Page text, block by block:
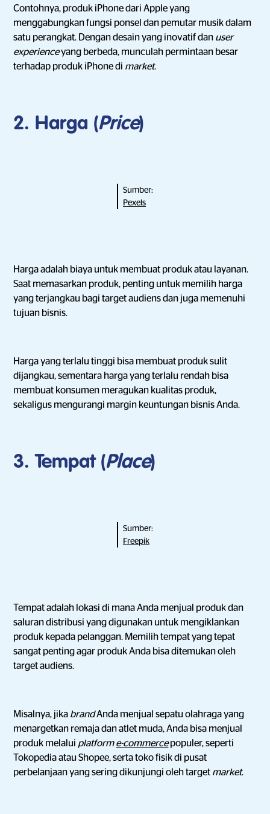
Contohnya, produk iPhone dari Apple yang
menggabungkan fungsi ponsel dan pemutar musik dalam
satu perangkat. Dengan desain yang inovatif dan user
experienceyang berbeda, munculah permintaan besar
terhadap produk iPhone di market.
2. Harga (Price)
Sumber:
Pexels
Harga adalah biaya untuk membuat produk atau layanan.
Saat memasarkan produk, penting untuk memilih harga
yang terjangkau bagi target audiens dan juga memenuhi
tujuan bisnis.
Harga yang terlalu tinggi bisa membuat produk sulit
dijangkau, sementara harga yang terlalu rendah bisa
membuat konsumen meragukan kualitas produk,
sekaligus mengurangi margin keuntungan bisnis Anda.
3. Tempat (Place)
Sumber:
Freepik
Tempat adalah lokasi di mana Anda menjual produk dan
saluran distribusi yang digunakan untuk mengiklankan
produk kepada pelanggan. Memilih tempat yang tepat
sangat penting agar produk Anda bisa ditemukan oleh
target audiens.
Misalnya, jika brandAnda menjual sepatu olahraga yang
menargetkan remaja dan atlet muda, Anda bisa menjual
produk melalui platforme-commerce populer, seperti
Tokopedia atau Shopee, serta toko fisik di pusat
perbelanjaan yang sering dikunjungi oleh target market.